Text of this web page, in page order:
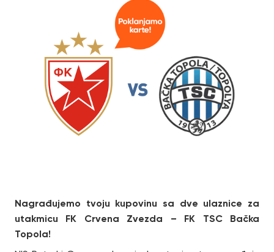
Nagrađujemo tvoju kupovinu sa dve ulaznice za
utakmicu FK Crvena Zvezda – FK TSC Bačka
Topola!